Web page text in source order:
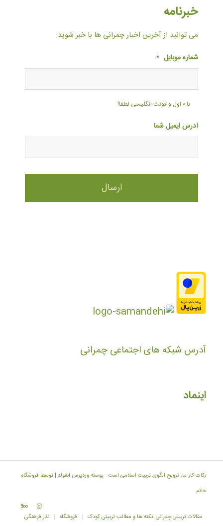
خبرنامه
می توانید از آخرین اخبار چمرانی ها با خبر شوید:
شماره موبایل *
با ۰ اول و فونت انگلیسی لطفا!
آدرس ایمیل شما
آدرس شبکه های اجتماعی چمرانی
اینماد
زکات کار ما، ترویج الگوی تربیت اسلامی است -پوسته وردپرس انفولد | توسط فروشگاه
خاتم
مقالات تربیتی چمرانی: نکته ها و مطالب تربیتی کودک فروشگاه نذر فرهنگی